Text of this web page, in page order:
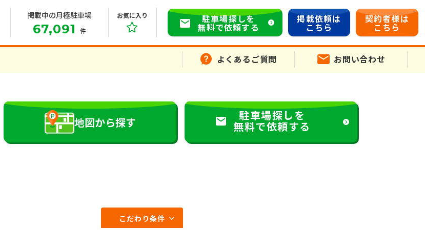
掲載中の月極駐車場
67,091 件
お気に入り 駐車場探しを
無料で依頼する
掲載依頼は
こちら
契約者様は
こちら
よくあるご質問 お問い合わせ
地図から探す 駐車場探しを
無料で依頼する
こだわり条件